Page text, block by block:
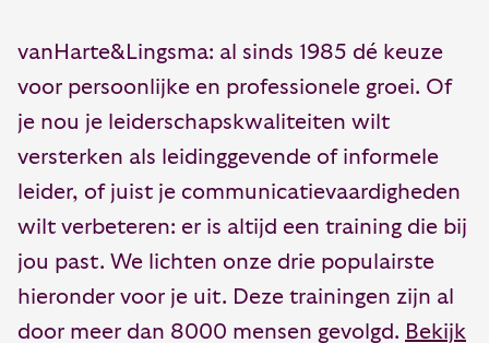
vanHarte&Lingsma: al sinds 1985 dé keuze
voor persoonlijke en professionele groei. Of
je nou je leiderschapskwaliteiten wilt
versterken als leidinggevende of informele
leider, of juist je communicatievaardigheden
wilt verbeteren: er is altijd een training die bij
jou past. We lichten onze drie populairste
hieronder voor je uit. Deze trainingen zijn al
door meer dan 8000 mensen gevolgd. Bekijk